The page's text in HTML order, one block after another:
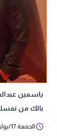
ياسمين
بالك من
الجمعة 17/يوليو/2026 - 10:47 م